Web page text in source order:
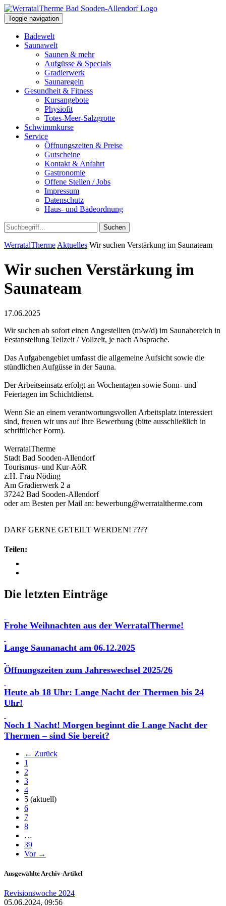
Toggle navigation
Badewelt
Saunawelt
Saunen & mehr
Aufgüsse & Specials
Gradierwerk
Saunaregeln
Gesundheit & Fitness
Kursangebote
Physiofit
Totes-Meer-Salzgrotte
Schwimmkurse
Service
Öffnungszeiten & Preise
Gutscheine
Kontakt & Anfahrt
Gastronomie
Offene Stellen / Jobs
Impressum
Datenschutz
Haus- und Badeordnung
Suchen
WerratalTherme Aktuelles Wir suchen Verstärkung im Saunateam
Wir suchen Verstärkung im
Saunateam
17.06.2025
Wir suchen ab sofort einen Angestellten (m/w/d) im Saunabereich in
Festanstellung Teilzeit / Vollzeit, je nach Absprache.
Das Aufgabengebiet umfasst die allgemeine Aufsicht sowie die
stündlichen Aufgüsse in der Sauna.
Der Arbeitseinsatz erfolgt an Wochentagen sowie Sonn- und
Feiertagen im Schichtdienst.
Wenn Sie an einem verantwortungsvollen Arbeitsplatz interessiert
sind, freuen wir uns auf Ihre Bewerbung (bitte ausschließlich in
schriftlicher Form).
WerratalTherme
Stadt Bad Sooden-Allendorf
Tourismus- und Kur-AöR
z.H. Frau Nöding
Am Gradierwerk 2 a
37242 Bad Sooden-Allendorf
oder am Besten per Mail an: bewerbung@werrataltherme.com
DARF GERNE GETEILT WERDEN! ????
Teilen:
Die letzten Einträge
Frohe Weihnachten aus der WerratalTherme!
Lange Saunanacht am 06.12.2025
Öffnungszeiten zum Jahreswechsel 2025/26
Heute ab 18 Uhr: Lange Nacht der Thermen bis 24
Uhr!
Noch 1 Nacht! Morgen beginnt die Lange Nacht der
Thermen – sind Sie bereit?
← Zurück
1
2
3
4
5 (aktuell)
6
7
8
…
39
Vor →
Ausgewählte Archiv-Artikel
Revisionswoche 2024
05.06.2024, 09:56